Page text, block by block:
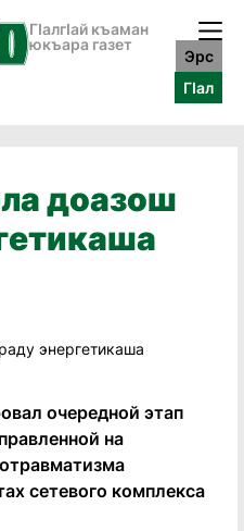
ГӀалгӀай къаман
юкъара газет
Эрс
ГӀал
доазош
очередной этап
на
сетевого комплекса